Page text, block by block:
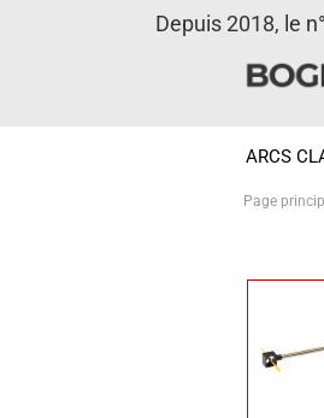
Depuis 2018, le
ARCS
Page